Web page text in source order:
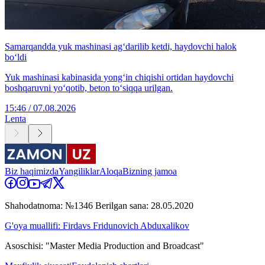
Samarqandda yuk mashinasi ag‘darilib ketdi, haydovchi halok
bo‘ldi
Yuk mashinasi kabinasida yong‘in chiqishi ortidan haydovchi
boshqaruvni yo‘qotib, beton to‘siqqa urilgan.
15:46 / 07.08.2026
Lenta
Biz haqimizdaYangiliklarAloqaBizning jamoa
Shahodatnoma: №1346 Berilgan sana: 28.05.2020
G'oya muallifi: Firdavs Fridunovich Abduxalikov
Asoschisi: "Master Media Production and Broadcast"